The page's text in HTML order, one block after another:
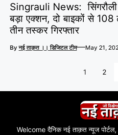
Singrauli News: सिंगरौली
बड़ा एक्शन, दो बाइकों से
तीन तस्कर गिरफ्तार
Byनई ताक़त ।। डिजिटल टीम—May 21,
1 2
Welcome दैनिक नई ताक़त न्यूज